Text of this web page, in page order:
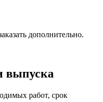
дополнительно.
выпуска
работ, срок